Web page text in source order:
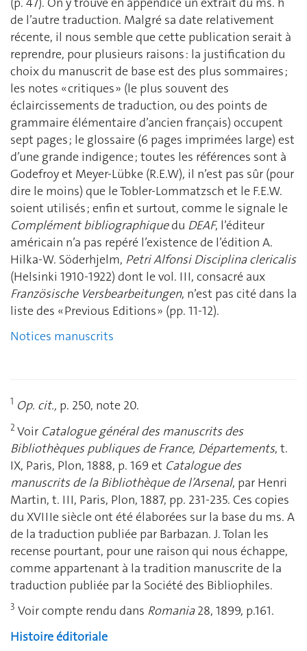
de l’autre traduction. Malgré sa date relativement
récente, il nous semble que cette publication serait à
reprendre, pour plusieurs raisons : la justification du
choix du manuscrit de base est des plus sommaires ;
les notes « critiques » (le plus souvent des
éclaircissements de traduction, ou des points de
grammaire élémentaire d’ancien français) occupent
sept pages ; le glossaire (6 pages imprimées large) est
d’une grande indigence ; toutes les références sont à
Godefroy et Meyer-Lübke (R.E.W), il n’est pas sûr (pour
dire le moins) que le Tobler-Lommatzsch et le F.E.W.
soient utilisés ; enfin et surtout, comme le signale le
Complément bibliographiquedu DEAF, l’éditeur
américain n’a pas repéré l’existence de l’édition A.
Hilka-W. Söderhjelm, Petri Alfonsi Disciplina clericalis
(Helsinki 1910-1922) dont le vol. III, consacré aux
Französische Versbearbeitungen, n’est pas cité dans la
liste des « Previous Editions » (pp. 11-12).
Notices manuscrits
1 Op. cit., p. 250, note 20.
2 Voir Catalogue général des manuscrits des
Bibliothèques publiques de France, Départements, t.
IX, Paris, Plon, 1888, p. 169 et Catalogue des
manuscrits de la Bibliothèque de l’Arsenal, par Henri
Martin, t. III, Paris, Plon, 1887, pp. 231-235. Ces copies
du XVIIIe siècle ont été élaborées sur la base du ms. A
de la traduction publiée par Barbazan. J. Tolan les
recense pourtant, pour une raison qui nous échappe,
comme appartenant à la tradition manuscrite de la
traduction publiée par la Société des Bibliophiles.
3 Voir compte rendu dans Romania28, 1899, p.161.
Histoire éditoriale